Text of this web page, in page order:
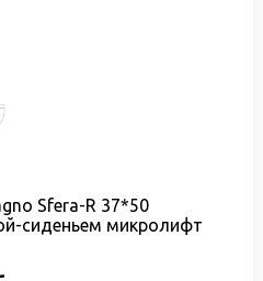
Sfera-R 37*50
сиденьем микролифт